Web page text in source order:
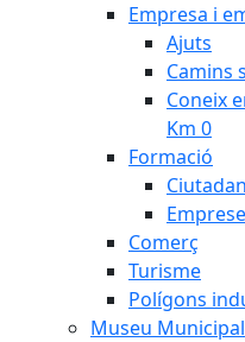
Empresa i
Ajuts
Camins
Coneix
Km 0
Formació
Comerç
Turisme
Polígons
Museu Municipal